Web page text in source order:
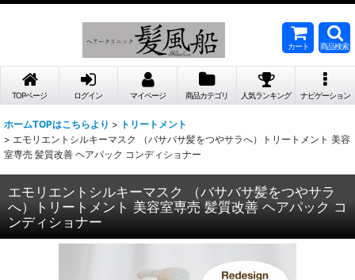
カート 商品検索
TOPページ ログイン マイページ 商品カテゴリ 人気ランキング ナビゲーション
ホームTOPはこちらより > トリートメント
> エモリエントシルキーマスク （バサバサ髪をつやサラへ）トリートメント 美容
室専売 髪質改善 ヘアパック コンディショナー
エモリエントシルキーマスク （バサバサ髪をつやサラ
へ）トリートメント 美容室専売 髪質改善 ヘアパック コ
ンディショナー